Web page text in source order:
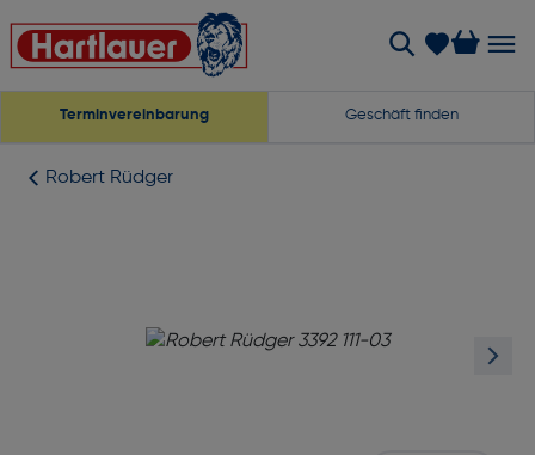
Terminvereinbarung Geschäft finden
Robert Rüdger